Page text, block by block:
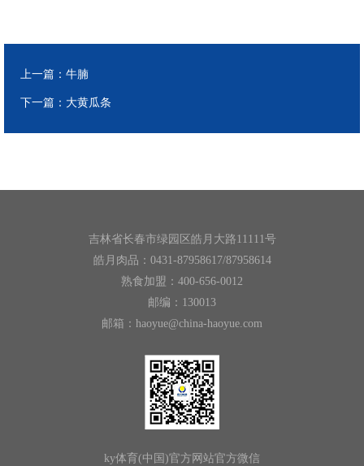
上一篇：牛腩
下一篇： 大黄瓜条
吉林省长春市绿园区皓月大路11111号
皓月肉品：0431-87958617/87958614
熟食加盟：400-656-0012
邮编：130013
邮箱：haoyue@china-haoyue.com
ky体育(中国)官方网站官方微信